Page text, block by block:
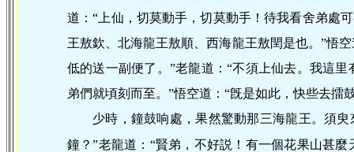
道：“上仙，切莫動手，切莫動手！待我看舍弟處
王敖欽、北海龍王敖順、西海龍王敖閏是也。”悟
低的送一副便了。”老龍道：“不須上仙去。我這
弟們就頃刻而至。”悟空道：“旣是如此，快些去擂
少時，鐘鼓响處，果然驚動那三海龍王。須
鐘？”老龍道：“賢弟，不好説！有一個花果山甚